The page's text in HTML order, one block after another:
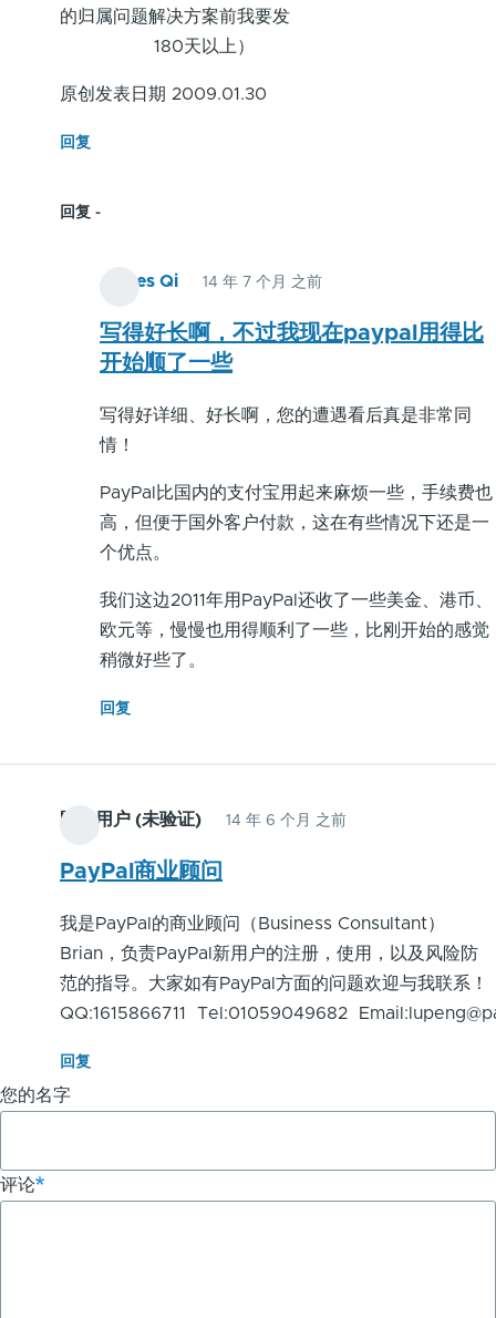
的归属问题解决方案前我要发
180天 以上）
原创发表日期 2009.01.30
回复
回复
James Qi 14 年 7 个月 之前
名
(未
您
使
痛
苦
写得好长啊，不过我现在paypal用得比
开始顺了一些
写得好详细、好长啊，您的遭遇看后真是非常同
情！
PayPal比国内的支付宝用起来麻烦一些，手续费也
高，但便于国外客户付款，这在有些情况下还是一
个优点。
我们这边2011年用PayPal还收了一些美金、港币、
欧元等，慢慢也用得顺利了一些，比刚开始的感觉
稍微好些了。
回复
匿名用户 (未验证) 14 年 6 个月 之前
PayPal商业顾问
我是PayPal的商业顾问（Business Consultant）
Brian，负责PayPal新用户的注册，使用，以及风险防
范的指导。大家如有PayPal方面的问题欢迎与我联系！
QQ:1615866711 Tel:01059049682
回复
您的名字
评论